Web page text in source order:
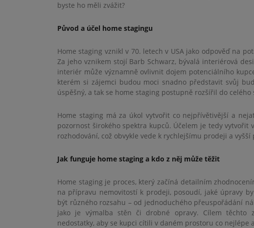
byste ho měli zvážit?
Původ a účel home stagingu
Home staging vznikl v 70. letech v USA jako odpověď na
Za jeho vznikem stojí Barb Schwarz, bývalá interiérová
interiér může významně ovlivnit dojem potenciálního
kterém si zájemci budou moci snadno představit svůj
úspěšný, a tak se home staging postupně rozšířil do celého
Home staging má za úkol vytvořit co nejpřívětivější a
pozornost širokého spektra kupců. Účelem je tedy
rozhodování, což obvykle vede k rychlejšímu prodeji a vyšší
Jak funguje home staging a kdo z něj může těžit
Home staging je proces, který začíná detailním
na přípravu nemovitostí k prodeji, posoudí, jaké úpravy
být různého rozsahu – od jednoduchého přeuspořádání
jako je výmalba stěn či drobné opravy. Cílem těchto
nedostatky, aby se kupci cítili v daném prostoru co nejlépe